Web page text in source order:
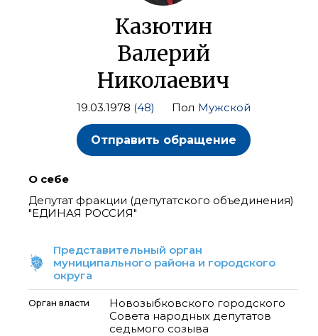
Казютин
Валерий
Николаевич
19.03.1978 (48) Пол Мужской
Отправить обращение
О себе
Депутат фракции (депутатского объединения)
"ЕДИНАЯ РОССИЯ"
Представительный орган
муниципального района и городского
округа
Орган власти
Новозыбковского городского
Совета народных депутатов
седьмого созыва